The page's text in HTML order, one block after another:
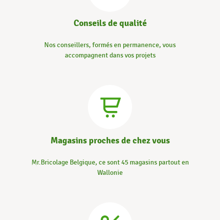
Conseils de qualité
Nos conseillers, formés en permanence, vous
accompagnent dans vos projets
Magasins proches de chez vous
Mr.Bricolage Belgique, ce sont 45 magasins partout en
Wallonie